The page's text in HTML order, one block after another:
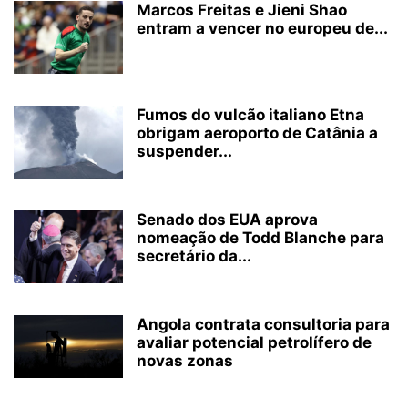
Marcos Freitas e Jieni Shao
entram a vencer no europeu de...
Fumos do vulcão italiano Etna
obrigam aeroporto de Catânia a
suspender...
Senado dos EUA aprova
nomeação de Todd Blanche para
secretário da...
Angola contrata consultoria para
avaliar potencial petrolífero de
novas zonas